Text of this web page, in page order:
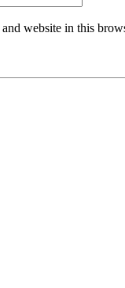
website in this